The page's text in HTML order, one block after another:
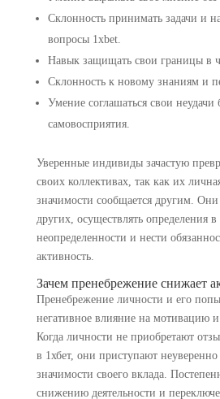
Склонность принимать задачи и
вопросы 1xbet.
Навык защищать свои границы в
Склонность к новому знаниям и
Умение соглашаться свои неудачи
самовосприятия.
Уверенные индивиды зачастую
своих коллективах, так как их
значимости сообщается другим.
других, осуществлять определения в
неопределенности и нести
активность.
Зачем пренебрежение снижает
Пренебрежение личности и его
негативное влияние на мотивацию
Когда личности не приобретают
в 1хбет, они приступают неуверенно
значимости своего вклада.
снижению деятельности и